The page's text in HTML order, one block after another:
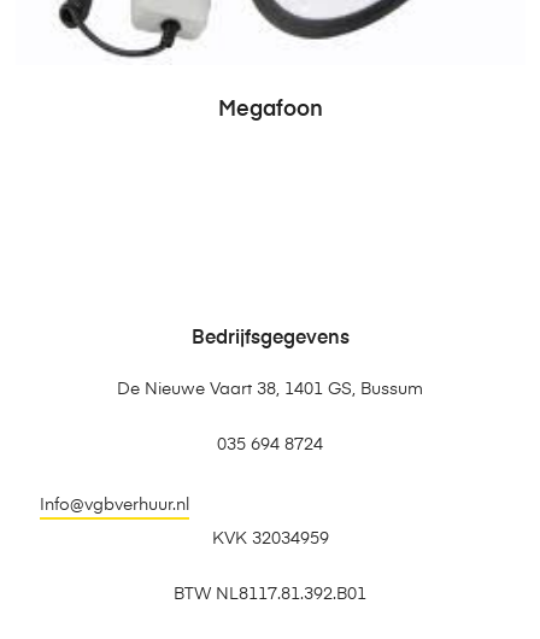
Megafoon
Bedrijfsgegevens
De Nieuwe Vaart 38, 1401 GS, Bussum
035 694 8724
Info@vgbverhuur.nl
KVK 32034959
BTW NL8117.81.392.B01